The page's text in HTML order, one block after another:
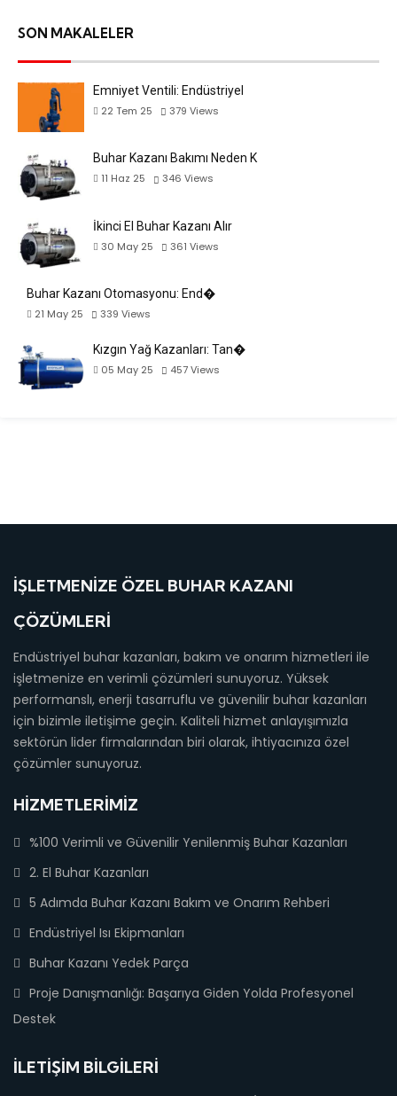
SON MAKALELER
Emniyet Ventili: Endüstriyel
22 Tem 25
379 Views
Buhar Kazanı Bakımı Neden K
11 Haz 25
346 Views
İkinci El Buhar Kazanı Alır
30 May 25
361 Views
Buhar Kazanı Otomasyonu: End�
21 May 25
339 Views
Kızgın Yağ Kazanları: Tan�
05 May 25
457Views
İŞLETMENIZE ÖZEL BUHAR KAZANI
ÇÖZÜMLERI
Endüstriyel buhar kazanları, bakım ve onarım hizmetleri ile
işletmenize en verimli çözümleri sunuyoruz. Yüksek
performanslı, enerji tasarruflu ve güvenilir buhar kazanları
için bizimle iletişime geçin. Kaliteli hizmet anlayışımızla
sektörün lider firmalarından biri olarak, ihtiyacınıza özel
çözümler sunuyoruz.
HIZMETLERIMIZ
%100 Verimli ve Güvenilir Yenilenmiş Buhar Kazanları
2. El Buhar Kazanları
5 Adımda Buhar Kazanı Bakım ve Onarım Rehberi
Endüstriyel Isı Ekipmanları
Buhar Kazanı Yedek Parça
Proje Danışmanlığı: Başarıya Giden Yolda Profesyonel
Destek
İLETIŞIM BILGILERI